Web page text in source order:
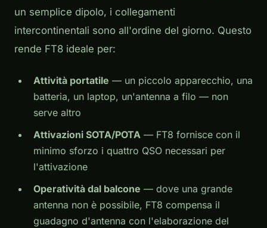
un semplice dipolo, i collegamenti
intercontinentali sono all'ordine del giorno. Questo
rende FT8 ideale per:
Attività portatile — un piccolo apparecchio, una
batteria, un laptop, un'antenna a filo — non
serve altro
Attivazioni SOTA/POTA — FT8 fornisce con il
minimo sforzo i quattro QSO necessari per
l'attivazione
Operatività dal balcone — dove una grande
antenna non è possibile, FT8 compensa il
guadagno d'antenna con l'elaborazione del